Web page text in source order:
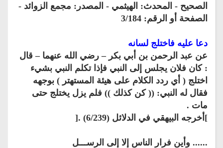
الصحيح‏‏ - المحدث: الهيثمي - المصدر: مجمع الزوائد -
الصفحة أو الرقم: 3/184
دعا عليه فاختلج لسانه
عن عبد الرحمن بن أبي بكر – رضي الله عنهما – قال
: كان فلان يجلس إلى النبي فإذا تكلم النبي بشيء
اختلج ( أي ردد الكلام على هيئة المستهتر ) بوجهه
فقال له النبي: (( كن كذلك )) فلم يزل يختلج حتى
مات .
]أخرجه البيهقي في الدلائل (6/239) .[
...... وأين فرار الناس إلا إلى الرســـل